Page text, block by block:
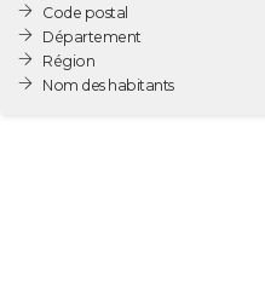
Code postal
Département
Région
Nom des habitants